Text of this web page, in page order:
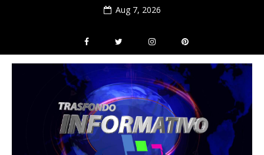
Aug 7, 2026